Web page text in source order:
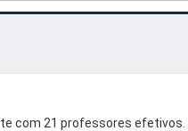
com 21 professores efetivos.